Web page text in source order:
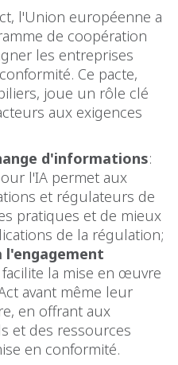
l'Union européenne a
de coopération
les entreprises
Ce pacte,
joue un rôle clé
aux exigences
d'informations:
l'IA permet aux
et régulateurs de
pratiques et de mieux
de la régulation;
l'engagement
facilite la mise en œuvre
avant même leur
en offrant aux
et des ressources
en conformité.